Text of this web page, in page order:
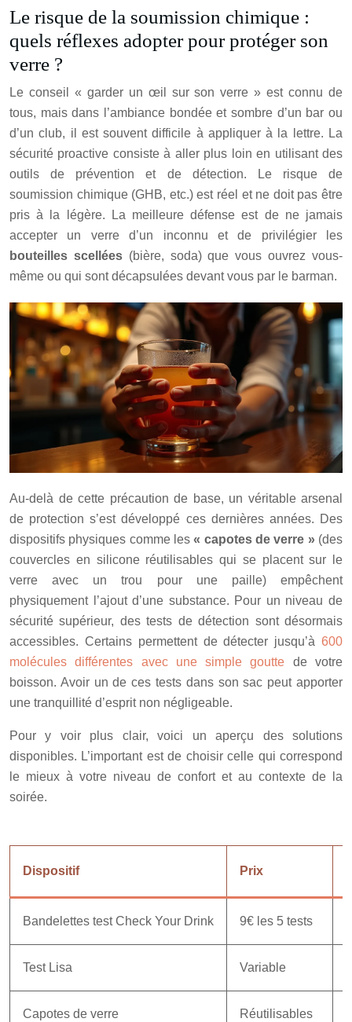
Le risque de la soumission chimique :
quels réflexes adopter pour protéger son
verre ?
Le conseil « garder un œil sur son verre » est connu de
tous, mais dans l’ambiance bondée et sombre d’un bar ou
d’un club, il est souvent difficile à appliquer à la lettre. La
sécurité proactive consiste à aller plus loin en utilisant des
outils de prévention et de détection. Le risque de
soumission chimique (GHB, etc.) est réel et ne doit pas être
pris à la légère. La meilleure défense est de ne jamais
accepter un verre d’un inconnu et de privilégier les
bouteilles scellées(bière, soda) que vous ouvrez vous-
même ou qui sont décapsulées devant vous par le barman.
Au-delà de cette précaution de base, un véritable arsenal
de protection s’est développé ces dernières années. Des
dispositifs physiques comme les« capotes de verre »(des
couvercles en silicone réutilisables qui se placent sur le
verre avec un trou pour une paille) empêchent
physiquement l’ajout d’une substance. Pour un niveau de
sécurité supérieur, des tests de détection sont désormais
accessibles. Certains permettent de détecter jusqu’à 600
molécules différentes avec une simple goutte de votre
boisson. Avoir un de ces tests dans son sac peut apporter
une tranquillité d’esprit non négligeable.
Pour y voir plus clair, voici un aperçu des solutions
disponibles. L’important est de choisir celle qui correspond
le mieux à votre niveau de confort et au contexte de la
soirée.
Dispositif Prix
Bandelettes test Check Your Drink 9€ les 5 tests
Test Lisa Variable
Capotes de verre Réutilisables